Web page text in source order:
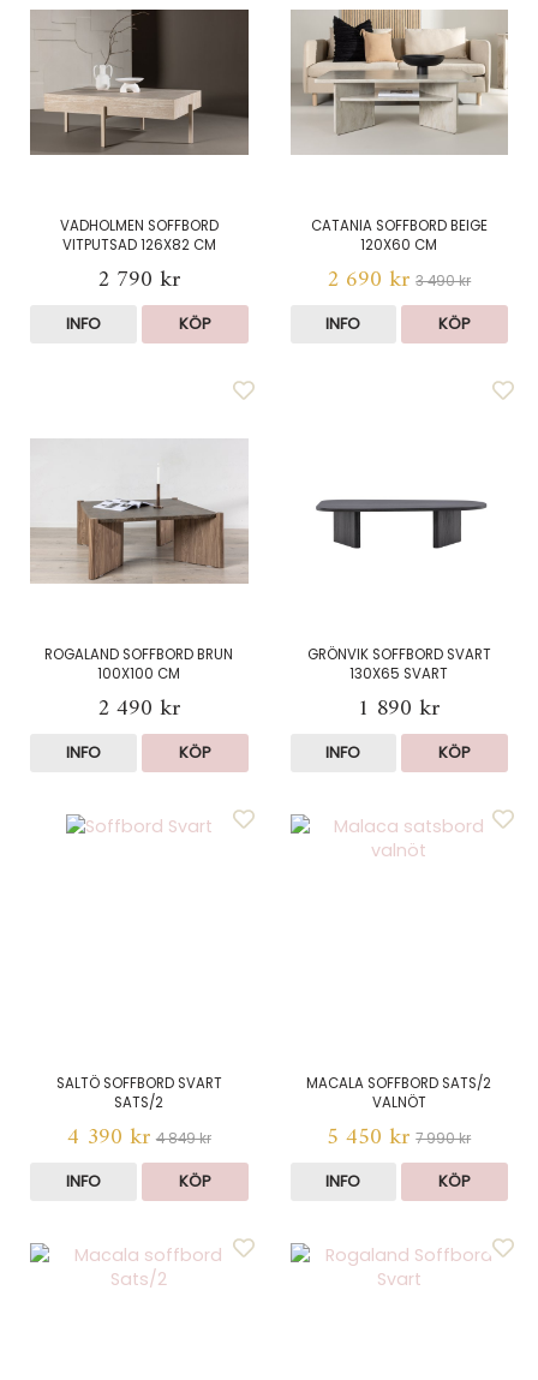
VADHOLMEN SOFFBORD
VITPUTSAD 126X82 CM
2 790 kr
INFO KÖP
CATANIA SOFFBORD BEIGE
120X60 CM
2 690 kr 3 490 kr
INFO KÖP
ROGALAND SOFFBORD BRUN
100X100 CM
2 490 kr
INFO KÖP
GRÖNVIK SOFFBORD SVART
130X65 SVART
1 890 kr
INFO KÖP
SALTÖ SOFFBORD SVART
SATS/2
4 390 kr 4 849 kr
INFO KÖP
MACALA SOFFBORD SATS/2
VALNÖT
5 450 kr 7 990 kr
INFO KÖP